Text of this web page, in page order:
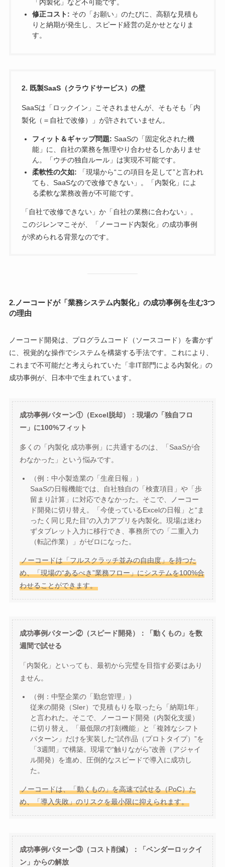
「内製化」など不可能です。
修正コスト: その「お願い」のたびに、高額な見積も
りと納期が発生し、スピード経営の足かせとなりま
す。
2. 既製SaaS（クラウドサービス）の壁
SaaSは「ロックイン」こそされませんが、そもそも「内
製化（＝自社で改修）」が許されていません。
フィット＆ギャップ問題: SaaSの「固定化された機
能」に、自社の業務を無理やり合わせるしかありませ
ん。「ウチの独自ルール」は実現不可能です。
柔軟性の欠如: 「現場から“この項目を足して”と言われ
ても、SaaSなので改修できない」。「内製化」によ
る柔軟な業務改善が不可能です。
「自社で改修できない」か「自社の業務に合わない」。
このジレンマこそが、「ノーコード内製化」の成功事例
が求められる背景なのです。
2.ノーコードが「業務システム内製化」の成功事例を生む3つ
の理由
ノーコード開発は、プログラムコード（ソースコード）を書かず
に、視覚的な操作でシステムを構築する手法です。これにより、
これまで不可能だと考えられていた「非IT部門による内製化」の
成功事例が、日本中で生まれています。
成功事例パターン①（Excel脱却）：現場の「独自フロ
ー」に100%フィット
多くの「内製化 成功事例」に共通するのは、「SaaSが合
わなかった」という悩みです。
（例：中小製造業の「生産日報」）
SaaSの日報機能では、自社独自の「検査項目」や「歩
留まり計算」に対応できなかった。そこで、ノーコー
ド開発に切り替え。「今使っているExcelの日報」と“ま
ったく同じ見た目”の入力アプリを内製化。現場は迷わ
ずタブレット入力に移行でき、事務所での「二重入力
（転記作業）」がゼロになった。
ノーコードは「フルスクラッチ並みの自由度」を持つた
め、「現場の“あるべき”業務フロー」にシステムを100%合
わせることができます。
成功事例パターン②（スピード開発）：「動くもの」を数
週間で試せる
「内製化」といっても、最初から完璧を目指す必要はあり
ません。
（例：中堅企業の「勤怠管理」）
従来の開発（SIer）で見積もりを取ったら「納期1年」
と言われた。そこで、ノーコード開発（内製化支援）
に切り替え。「最低限の打刻機能」と「複雑なシフト
パターン」だけを実装した“試作品（プロトタイプ）”を
「3週間」で構築。現場で“触りながら”改善（アジャイ
ル開発）を進め、圧倒的なスピードで導入に成功し
た。
ノーコードは、「動くもの」を高速で試せる（PoC）た
め、「導入失敗」のリスクを最小限に抑えられます。
成功事例パターン③（コスト削減）：「ベンダーロックイ
ン」からの解放